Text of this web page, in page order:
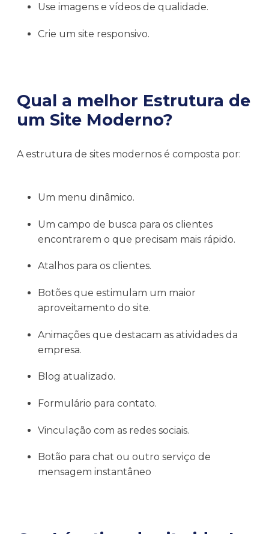
Use imagens e vídeos de qualidade.
Crie um site responsivo.
Qual a melhor Estrutura de
um Site Moderno?
A estrutura de sites modernos é composta por:
Um menu dinâmico.
Um campo de busca para os clientes
encontrarem o que precisam mais rápido.
Atalhos para os clientes.
Botões que estimulam um maior
aproveitamento do site.
Animações que destacam as atividades da
empresa.
Blog atualizado.
Formulário para contato.
Vinculação com as redes sociais.
Botão para chat ou outro serviço de
mensagem instantâneo